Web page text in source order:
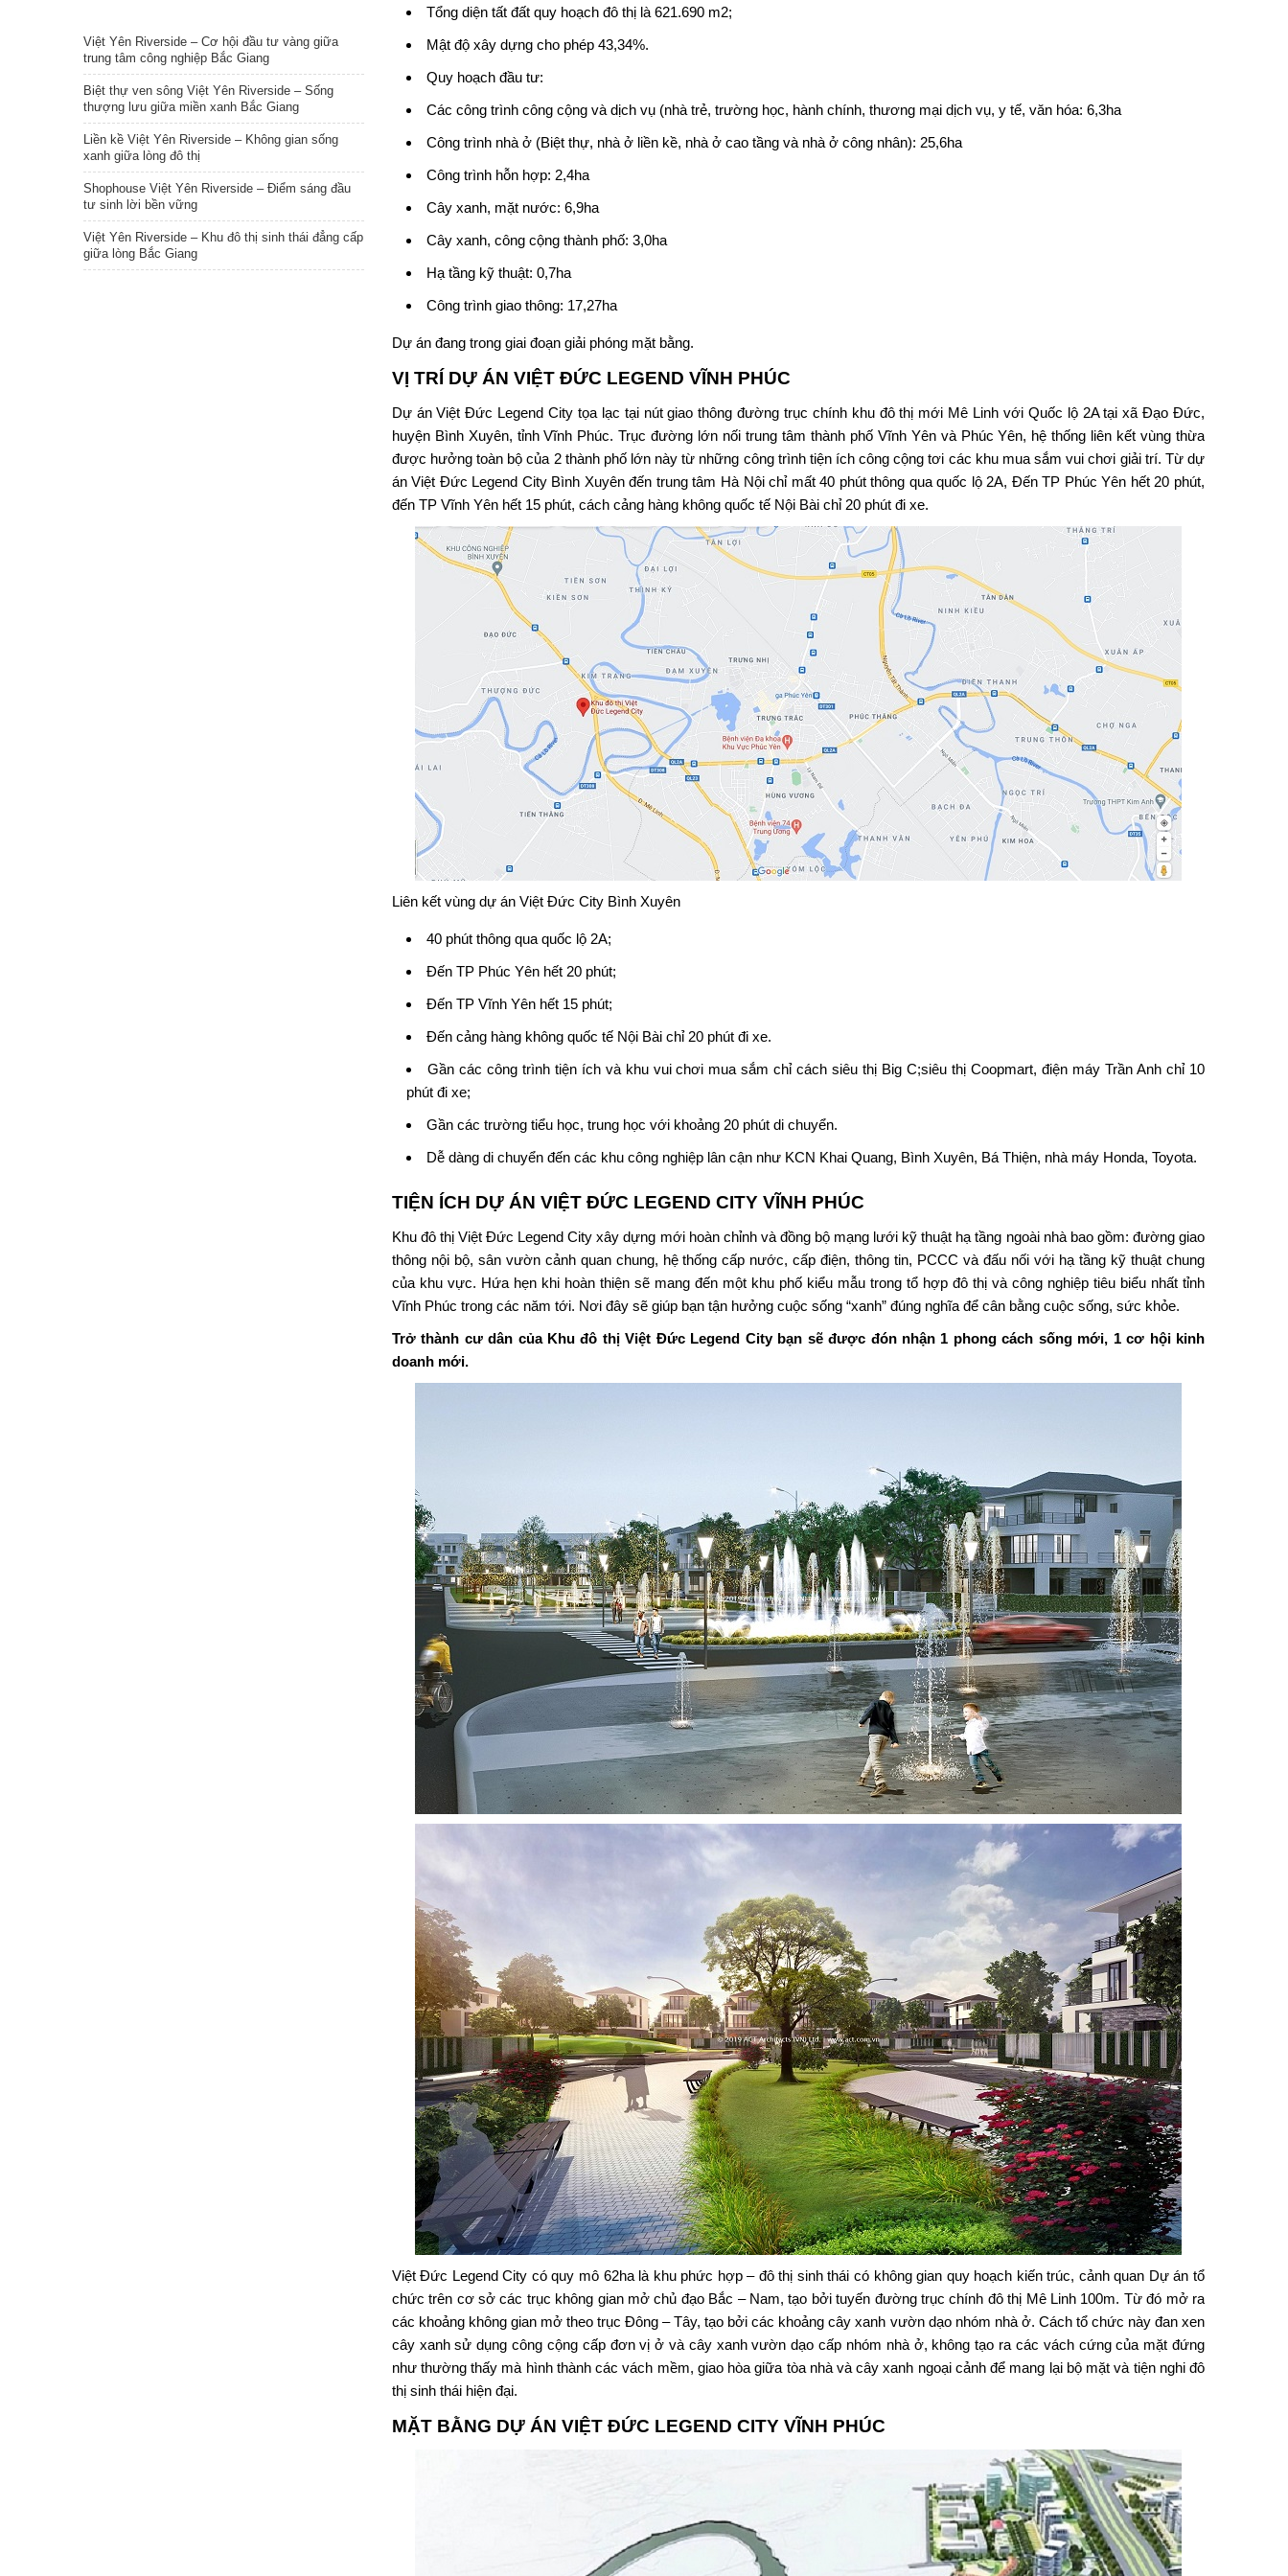
Tổng diện tất đất quy hoạch đô thị là 621.690 m2;
Mật độ xây dựng cho phép 43,34%.
Quy hoạch đầu tư:
Các công trình công cộng và dịch vụ (nhà trẻ, trường học, hành chính, thương mại dịch vụ, y tế, văn hóa: 6,3ha
Công trình nhà ở (Biệt thự, nhà ở liền kề, nhà ở cao tầng và nhà ở công nhân): 25,6ha
Công trình hỗn hợp: 2,4ha
Cây xanh, mặt nước: 6,9ha
Cây xanh, công cộng thành phố: 3,0ha
Hạ tầng kỹ thuật: 0,7ha
Công trình giao thông: 17,27ha
Dự án đang trong giai đoạn giải phóng mặt bằng.
VỊ TRÍ DỰ ÁN VIỆT ĐỨC LEGEND VĨNH PHÚC
Dự án Việt Đức Legend City tọa lạc tại nút giao thông đường trục chính khu đô thị mới Mê Linh với Quốc lộ 2A tại xã Đạo Đức,
huyện Bình Xuyên, tỉnh Vĩnh Phúc. Trục đường lớn nối trung tâm thành phố Vĩnh Yên và Phúc Yên, hệ thống liên kết vùng thừa
được hưởng toàn bộ của 2 thành phố lớn này từ những công trình tiện ích công cộng tơi các khu mua sắm vui chơi giải trí. Từ dự
án Việt Đức Legend City Bình Xuyên đến trung tâm Hà Nội chỉ mất 40 phút thông qua quốc lộ 2A, Đến TP Phúc Yên hết 20 phút,
đến TP Vĩnh Yên hết 15 phút, cách cảng hàng không quốc tế Nội Bài chỉ 20 phút đi xe.
Liên kết vùng dự án Việt Đức City Bình Xuyên
40 phút thông qua quốc lộ 2A;
Đến TP Phúc Yên hết 20 phút;
Đến TP Vĩnh Yên hết 15 phút;
Đến cảng hàng không quốc tế Nội Bài chỉ 20 phút đi xe.
Gần các công trình tiện ích và khu vui chơi mua sắm chỉ cách siêu thị Big C;siêu thị Coopmart, điện máy Trần Anh chỉ 10
phút đi xe;
Gần các trường tiểu học, trung học với khoảng 20 phút di chuyển.
Dễ dàng di chuyển đến các khu công nghiệp lân cận như KCN Khai Quang, Bình Xuyên, Bá Thiện, nhà máy Honda, Toyota.
TIỆN ÍCH DỰ ÁN VIỆT ĐỨC LEGEND CITY VĨNH PHÚC
Khu đô thị Việt Đức Legend City xây dựng mới hoàn chỉnh và đồng bộ mạng lưới kỹ thuật hạ tầng ngoài nhà bao gồm: đường giao
thông nội bộ, sân vườn cảnh quan chung, hệ thống cấp nước, cấp điện, thông tin, PCCC và đấu nối với hạ tầng kỹ thuật chung
của khu vực. Hứa hẹn khi hoàn thiện sẽ mang đến một khu phố kiểu mẫu trong tổ hợp đô thị và công nghiệp tiêu biểu nhất tỉnh
Vĩnh Phúc trong các năm tới. Nơi đây sẽ giúp bạn tận hưởng cuộc sống “xanh” đúng nghĩa để cân bằng cuộc sống, sức khỏe.
Trở thành cư dân của Khu đô thị Việt Đức Legend City bạn sẽ được đón nhận 1 phong cách sống mới, 1 cơ hội kinh
doanh mới.
Việt Đức Legend City có quy mô 62ha là khu phức hợp – đô thị sinh thái có không gian quy hoạch kiến trúc, cảnh quan Dự án tổ
chức trên cơ sở các trục không gian mở chủ đạo Bắc – Nam, tạo bởi tuyến đường trục chính đô thị Mê Linh 100m. Từ đó mở ra
các khoảng không gian mở theo trục Đông – Tây, tạo bởi các khoảng cây xanh vườn dạo nhóm nhà ở. Cách tổ chức này đan xen
cây xanh sử dụng công cộng cấp đơn vị ở và cây xanh vườn dạo cấp nhóm nhà ở, không tạo ra các vách cứng của mặt đứng
như thường thấy mà hình thành các vách mềm, giao hòa giữa tòa nhà và cây xanh ngoại cảnh để mang lại bộ mặt và tiện nghi đô
thị sinh thái hiện đại.
MẶT BẰNG DỰ ÁN VIỆT ĐỨC LEGEND CITY VĨNH PHÚC
Việt Yên Riverside – Cơ hội đầu tư vàng giữa
trung tâm công nghiệp Bắc Giang
Biệt thự ven sông Việt Yên Riverside – Sống
thượng lưu giữa miền xanh Bắc Giang
Liền kề Việt Yên Riverside – Không gian sống
xanh giữa lòng đô thị
Shophouse Việt Yên Riverside – Điểm sáng đầu
tư sinh lời bền vững
Việt Yên Riverside – Khu đô thị sinh thái đẳng cấp
giữa lòng Bắc Giang